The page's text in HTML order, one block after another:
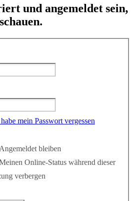
und angemeldet sein,
mein Passwort vergessen
Angemeldet bleiben
Online-Status während dieser
verbergen